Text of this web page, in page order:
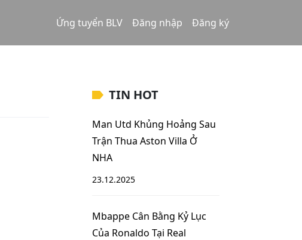
Ứng tuyển BLV Đăng nhập Đăng ký
TIN HOT
Man Utd Khủng Hoảng Sau
Trận Thua Aston Villa Ở
NHA
23.12.2025
Mbappe Cân Bằng Kỷ Lục
Của Ronaldo Tại Real